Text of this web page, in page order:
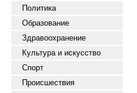
Политика
Образование
Здравоохранение
Культура и искусство
Спорт
Происшествия